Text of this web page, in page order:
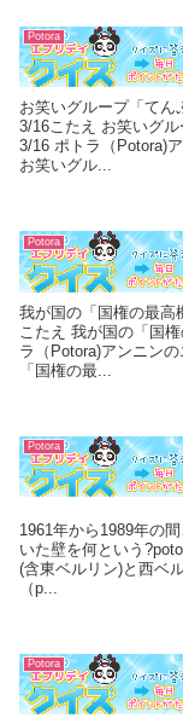
Potora
お笑いグループ「てん
3/16こたえ お笑いグ
3/16 ポトラ（Potora)
お笑いグル...
Potora
我が国の「国権の最高
こたえ 我が国の「国
ラ（Potora)アンニン
「国権の最...
Potora
1961年から1989年の
いた壁を何という
(含東ベルリン)と西ベ
（p...
Potora